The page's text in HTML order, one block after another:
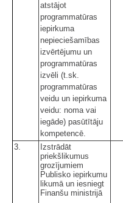
atstājot
programmatūras
iepirkuma
nepieciešamības
izvērtējumu un
programmatūras
izvēli (t.sk.
programmatūras
veidu un iepirkuma
veidu: noma vai
iegāde) pasūtītāju
kompetencē.
3.
Izstrādāt
priekšlikumus
grozījumiem
Publisko iepirkumu
likumā un iesniegt
Finanšu ministrijā